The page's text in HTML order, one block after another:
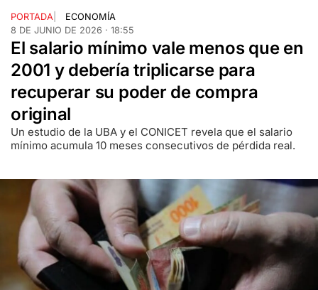
PORTADA
ECONOMÍA
8 DE JUNIO DE 2026 · 18:55
El salario mínimo vale menos que en
2001 y debería triplicarse para
recuperar su poder de compra
original
Un estudio de la UBA y el CONICET revela que el salario
mínimo acumula 10 meses consecutivos de pérdida real.